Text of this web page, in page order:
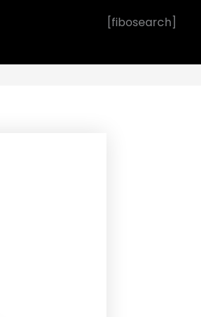
[fibosearch]